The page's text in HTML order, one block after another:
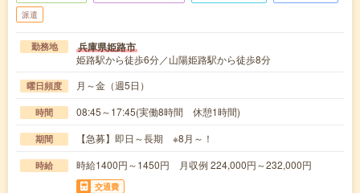
派遣
勤務地 兵庫県姫路市
姫路駅から徒歩6分／山陽姫路駅から徒歩8分
曜日頻度 月～金（週5日）
時間 08:45～17:45(実働8時間 休憩1時間)
期間 【急募】即日～長期 ※8月～！
時給 時給1400円～1450円 月収例 224,000円～232,000円
交通費